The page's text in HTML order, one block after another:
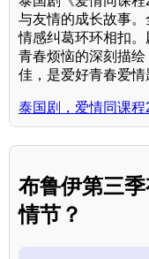
与友情的成长故事
情感纠葛环环相扣
青春烦恼的深刻描
佳，是爱好青春爱情
泰国剧，爱情同课
布鲁伊第三
情节？